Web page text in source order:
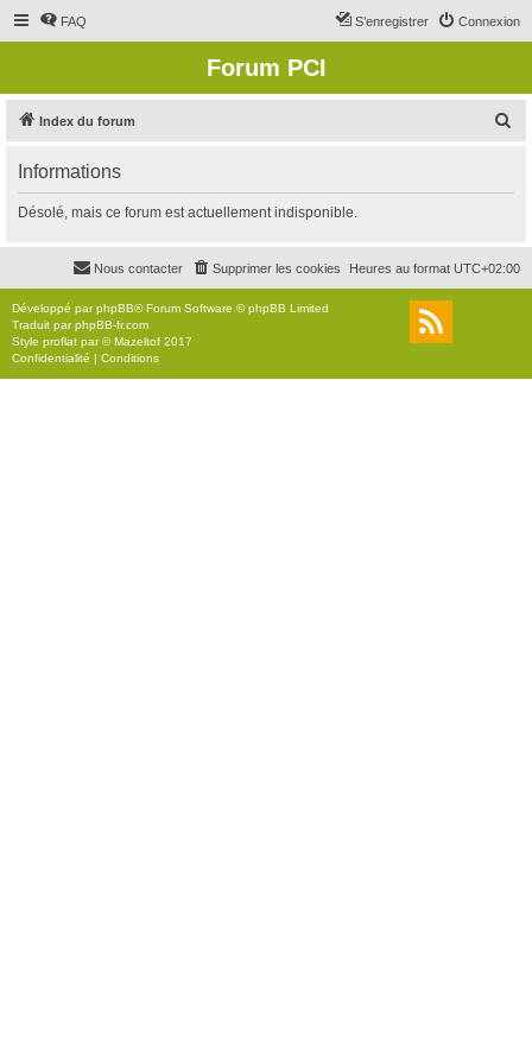
FAQ Connexion
S’enregistrer
Forum PCI
Index du forum
r
c
r
Informations
Désolé, mais ce forum est actuellement indisponible.
Heures au format UTC+02:00
Supprimer les cookies
Nous contacter
Développé parphpBB® Forum Software © phpBB Limited
Traduit parphpBB-fr.com
Style proflat par ©Mazeltof 2017
Confidentialité | Conditions